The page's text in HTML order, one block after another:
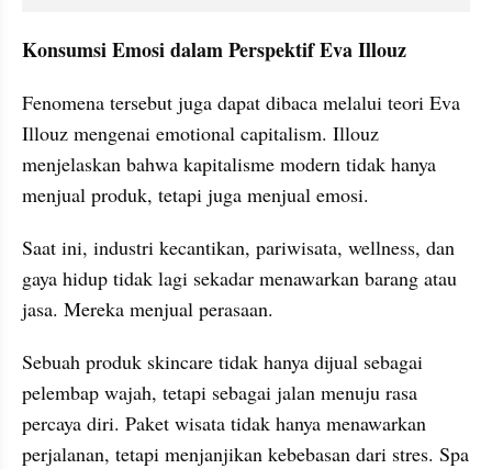
Konsumsi Emosi dalam Perspektif Eva Illouz
Fenomena tersebut juga dapat dibaca melalui teori Eva
Illouz mengenai emotional capitalism. Illouz
menjelaskan bahwa kapitalisme modern tidak hanya
menjual produk, tetapi juga menjual emosi.
Saat ini, industri kecantikan, pariwisata, wellness, dan
gaya hidup tidak lagi sekadar menawarkan barang atau
jasa. Mereka menjual perasaan.
Sebuah produk skincare tidak hanya dijual sebagai
pelembap wajah, tetapi sebagai jalan menuju rasa
percaya diri. Paket wisata tidak hanya menawarkan
perjalanan, tetapi menjanjikan kebebasan dari stres. Spa